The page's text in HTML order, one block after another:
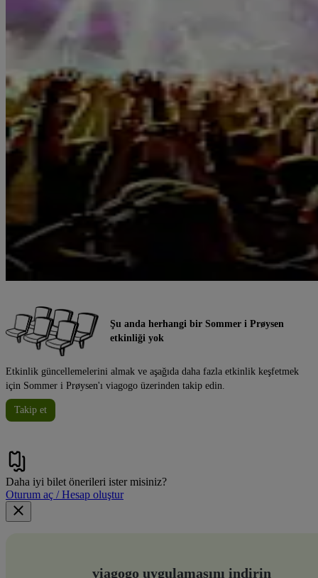
Şu anda herhangi bir Sommer i Prøysen
etkinliği yok
Etkinlik güncellemelerini almak ve aşağıda daha fazla etkinlik keşfetmek
için Sommer i Prøysen'ı viagogo üzerinden takip edin.
Takip et
Daha iyi bilet önerileri ister misiniz?
Oturum aç / Hesap oluştur
viagogo uygulamasını indirin